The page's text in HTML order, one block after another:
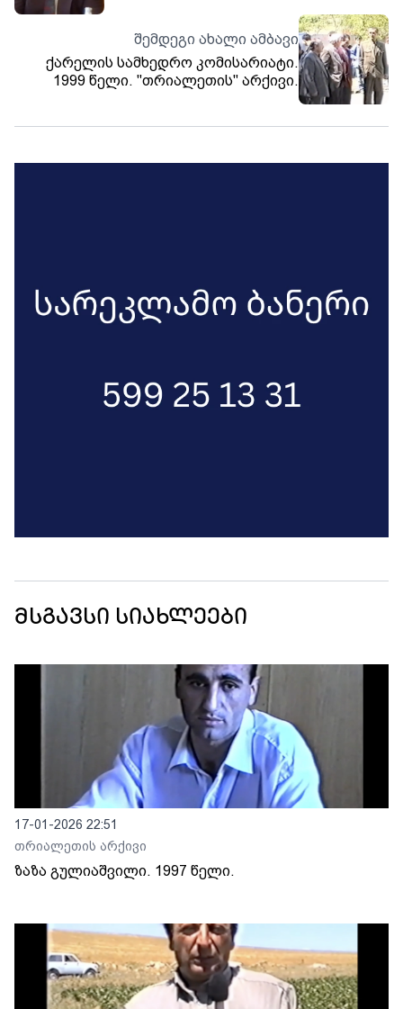
შემდეგი ახალი ამბავი
ქარელის სამხედრო კომისარიატი.
1999 წელი. "თრიალეთის" არქივი.
მსგავსი სიახლეები
17-01-2026 22:51
თრიალეთის არქივი
ზაზა გულიაშვილი. 1997 წელი.